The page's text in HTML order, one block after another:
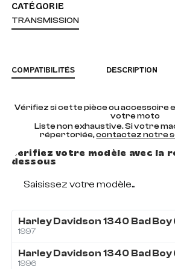
CATÉGORIE
TRANSMISSION
COMPATIBILITÉS DESCRIPTION
Vérifiez si cette pièce ou accessoire
votre moto
Liste non exhaustive. Si votre
répertoriée,contactez notre
Vérifiez votre modèle avec la
dessous
Saisissez votre modèle...
Harley Davidson 1340 Bad Boy
1997
Harley Davidson 1340 Bad Boy
1996